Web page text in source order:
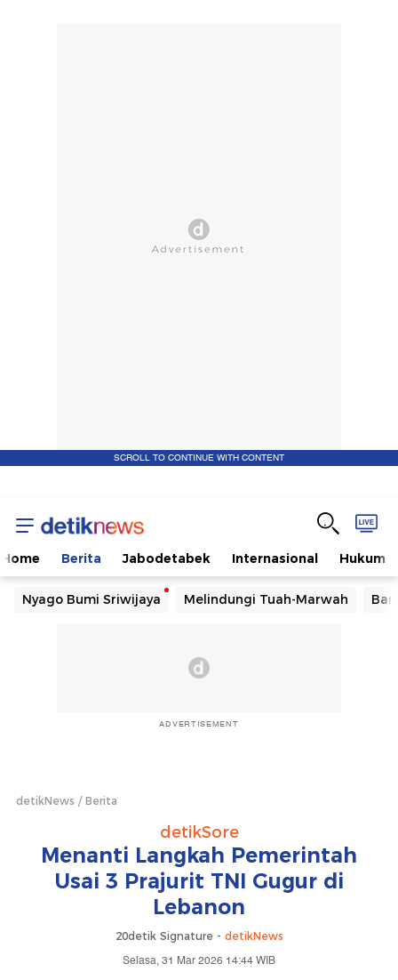
SCROLL TO CONTINUE WITH CONTENT
Home Berita Jabodetabek Internasional Hukum
Nyago Bumi Sriwijaya Melindungi Tuah-Marwah
ADVERTISEMENT
detikNews Berita
detikSore
Menanti Langkah Pemerintah
Usai 3 Prajurit TNI Gugur di
Lebanon
20detik Signature - detikNews
Selasa, 31 Mar 2026 14:44 WIB